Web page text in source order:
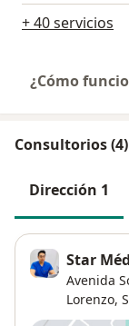
+ 40 servicios
¿Cómo
Consultorios (4)
Dirección 1
Star
Avenida
Lorenzo,